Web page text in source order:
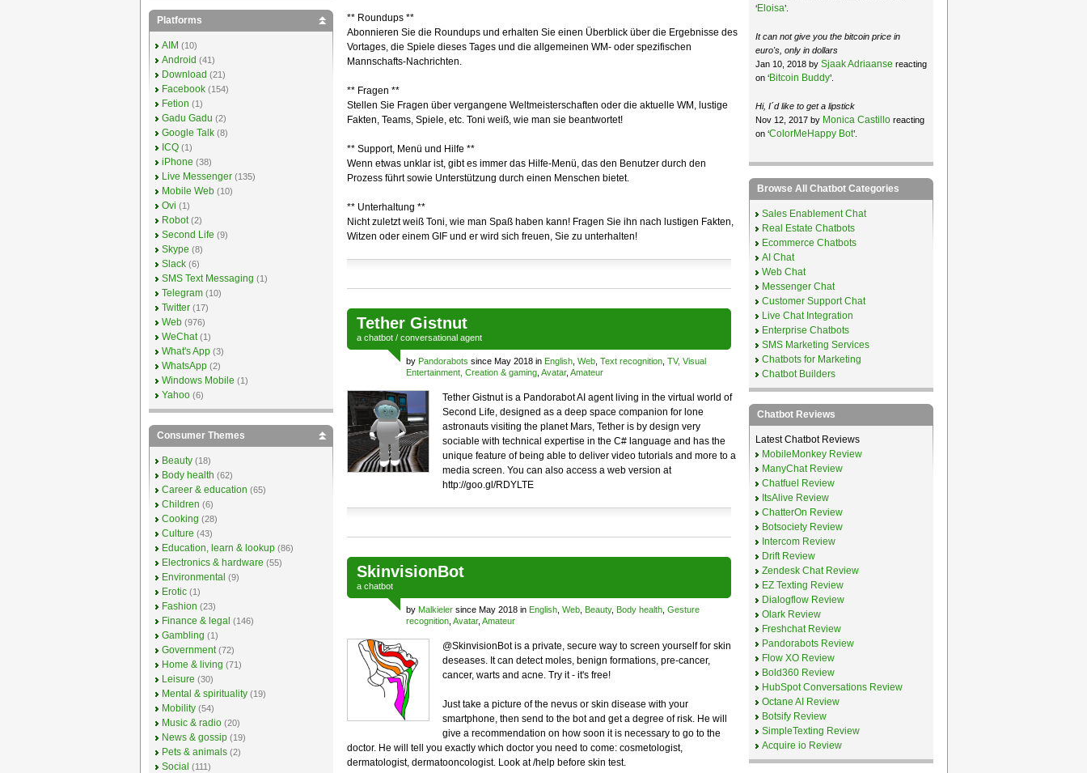
** Roundups **
Abonnieren Sie die Roundups und erhalten Sie einen Überblick über die Ergebnisse des
Vortages, die Spiele dieses Tages und die allgemeinen WM- oder spezifischen
Mannschafts-Nachrichten.
** Fragen **
Stellen Sie Fragen über vergangene Weltmeisterschaften oder die aktuelle WM, lustige
Fakten, Teams, Spiele, etc. Toni weiß, wie man sie beantwortet!
** Support, Menü und Hilfe **
Wenn etwas unklar ist, gibt es immer das Hilfe-Menü, das den Benutzer durch den
Prozess führt sowie Unterstützung durch einen Menschen bietet.
** Unterhaltung **
Nicht zuletzt weiß Toni, wie man Spaß haben kann! Fragen Sie ihn nach lustigen Fakten,
Witzen oder einem GIF und er wird sich freuen, Sie zu unterhalten!
Tether Gistnut
a chatbot/ conversational agent
by Pandorabots since May 2018 in English, Web, Text recognition, TV, Visual
Entertainment, Creation & gaming, Avatar, Amateur
Tether Gistnut is a Pandorabot AI agent living in the virtual world of
Second Life, designed as a deep space companion for lone
astronauts visiting the planet Mars, Tether is by design very
sociable with technical expertise in the C# language and has the
unique feature of being able to deliver video tutorials and more to a
media screen. You can also access a web version at
http://goo.gl/RDYLTE
SkinvisionBot
a chatbot
by Malkielersince May 2018 in English, Web, Beauty, Body health, Gesture
recognition, Avatar, Amateur
@SkinvisionBot is a private, secure way to screen yourself for skin
deseases. It can detect moles, benign formations, pre-cancer,
cancer, warts and acne. Try it - it's free!
Just take a picture of the nevus or skin disease with your
smartphone, then send to the bot and get a degree of risk. He will
give a recommendation on how soon it is necessary to go to the
doctor. He will tell you exactly which doctor you need to come: cosmetologist,
dermatologist, dermatooncologist. Look at /help before skin test.
Platforms
AIM (10)
Android (41)
Download (21)
Facebook (154)
Fetion (1)
Gadu Gadu (2)
Google Talk (8)
ICQ (1)
iPhone (38)
Live Messenger (135)
Mobile Web (10)
Ovi (1)
Robot (2)
Second Life (9)
Skype (8)
Slack (6)
SMS Text Messaging (1)
Telegram (10)
Twitter (17)
Web (976)
WeChat (1)
What's App (3)
WhatsApp (2)
Windows Mobile (1)
Yahoo (6)
Consumer Themes
Beauty (18)
Body health (62)
Career & education (65)
Children (6)
Cooking (28)
Culture (43)
Education, learn & lookup (86)
Electronics & hardware (55)
Environmental (9)
Erotic (1)
Fashion (23)
Finance & legal (146)
Gambling (1)
Government (72)
Home & living (71)
Leisure (30)
Mental & spirituality (19)
Mobility (54)
Music & radio (20)
News & gossip (19)
Pets & animals (2)
Social (111)
‘Eloisa’.
It can not give you the bitcoin price in
euro's, only in dollars
Jan 10, 2018 by Sjaak Adriaanse reacting
on ‘Bitcoin Buddy’.
Hi, I´d like to get a lipstick
Nov 12, 2017 by Monica Castilloreacting
on ‘ColorMeHappy Bot’.
Browse All Chatbot Categories
Sales Enablement Chat
Real Estate Chatbots
Ecommerce Chatbots
AI Chat
Web Chat
Messenger Chat
Customer Support Chat
Live Chat Integration
Enterprise Chatbots
SMS Marketing Services
Chatbots for Marketing
Chatbot Builders
Chatbot Reviews
Latest Chatbot Reviews
MobileMonkey Review
ManyChat Review
Chatfuel Review
ItsAlive Review
ChatterOn Review
Botsociety Review
Intercom Review
Drift Review
Zendesk Chat Review
EZ Texting Review
Dialogflow Review
Olark Review
Freshchat Review
Pandorabots Review
Flow XO Review
Bold360 Review
HubSpot Conversations Review
Octane AI Review
Botsify Review
SimpleTexting Review
Acquire io Review